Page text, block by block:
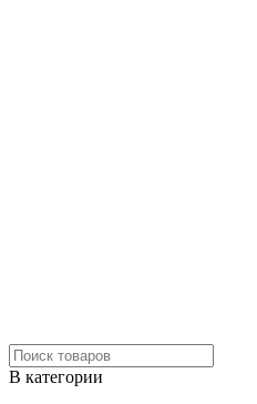
В категории